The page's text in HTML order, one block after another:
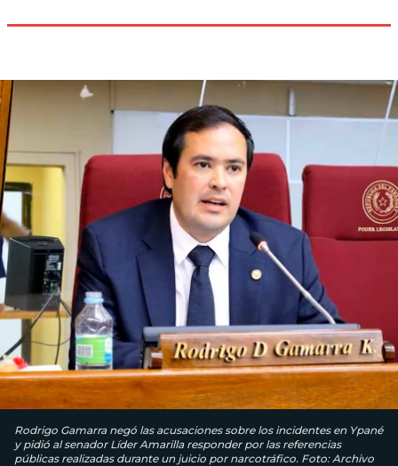
Rodrigo Gamarra negó las acusaciones sobre los incidentes en Ypané
y pidió al senador Líder Amarilla responder por las referencias
públicas realizadas durante un juicio por narcotráfico. Foto: Archivo